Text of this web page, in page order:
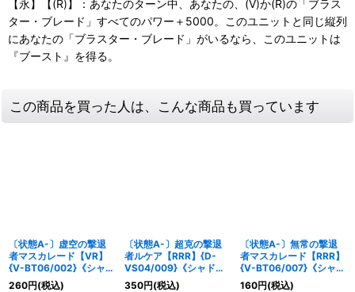
【永】【(R)】：あなたのターン中、あなたの、(V)か(R)の「ブラス
ター・ブレード」すべてのパワー＋5000。このユニットと同じ縦列
にあなたの「ブラスター・ブレード」がいるなら、このユニットは
『ブースト』を得る。
この商品を買った人は、こんな商品も買っています
〔状態A-〕虚空の撃退
者マスカレード【VR】
{V-BT06/002}《シャド
ウパラディン》
260円(税込)
〔状態A-〕超克の撃退
者ルケア【RRR】{D-
VS04/009}《シャドウ
パラディン》
350円(税込)
〔状態A-〕無常の撃退
者マスカレード【RRR】
{V-BT06/007}《シャド
ウパラディン》
160円(税込)